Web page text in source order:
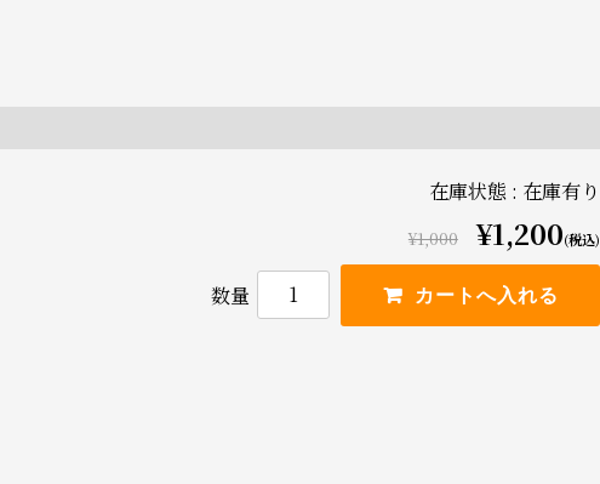
在庫状態 : 在庫有り
¥1,000 ¥1,200(税込)
数量